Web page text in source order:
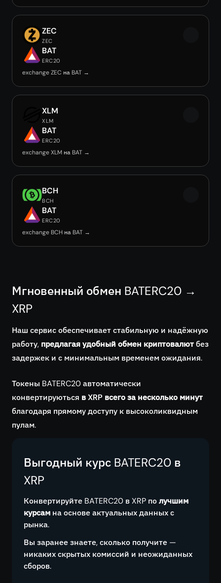
ZEC
ZEC
BAT
ERC20
exchange ZEC на BAT →
XLM
XLM
BAT
ERC20
exchange XLM на BAT →
BCH
BCH
BAT
ERC20
exchange BCH на BAT →
Мгновенный обмен BATERC20 →
XRP
Наш сервис обеспечивает стабильную и надёжную
работу, предлагая удобный обмен криптовалютбез
задержек и с минимальным временем ожидания.
Токены BATERC20 автоматически
конвертируються в XRP всего за несколько минут
благодаря прямому доступу к высоколиквидным
пулам.
Выгодный курс BATERC20 в
XRP
Конвертируйте BATERC20 в XRP получшим
курсам на основе актуальных данных с
рынка.
Вы заранее знаете, сколько получите —
никаких скрытых комиссий и неожиданных
сборов.